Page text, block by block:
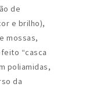
de
e brilho),
mossas,
“casca
poliamidas,
da